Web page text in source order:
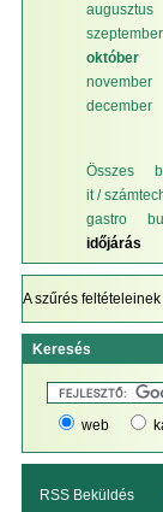
augusztus
szeptember
október
november
december
Összes
it /
gastro
időjárás
A szűrés
Keresés
web
RSS Beküldés